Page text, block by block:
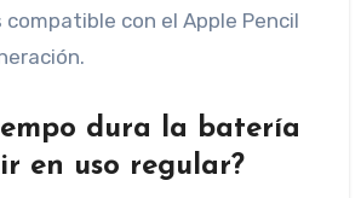
compatible con el Apple Pencil
dura la batería
en uso regular?